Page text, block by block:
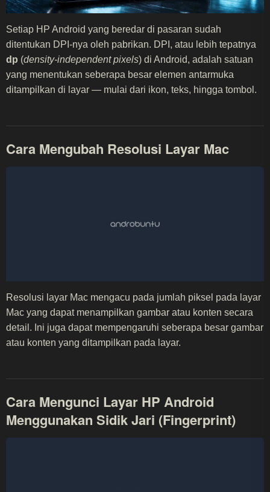
Setiap HP Android yang beredar di pasaran sudah
ditentukan DPI-nya oleh pabrikan. DPI, atau lebih tepatnya
dp (density-independent pixels) di Android, adalah satuan
yang menentukan seberapa besar elemen antarmuka
ditampilkan di layar — mulai dari ikon, teks, hingga tombol.
Cara Mengubah Resolusi Layar Mac
Resolusi layar Mac mengacu pada jumlah piksel pada layar
Mac yang dapat menampilkan gambar atau konten secara
detail. Ini juga dapat mempengaruhi seberapa besar gambar
atau konten yang ditampilkan pada layar.
Cara Mengunci Layar HP Android
Menggunakan Sidik Jari (Fingerprint)